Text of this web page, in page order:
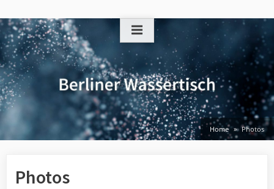
to
content
Home Photos
Photos